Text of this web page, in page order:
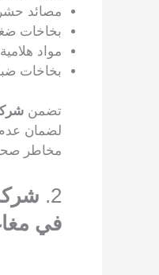
مصائد
بخاخات
مواد
بخاخات
تضمن
لضمان
مخاطر
2.
في